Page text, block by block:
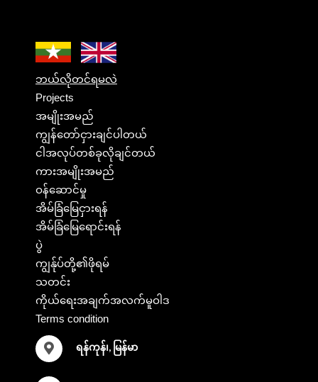
ဘယ်လိုတင်ရမလဲ
Projects
အမျိုးအမည်
ကျွန်တော်ငှားချင်ပါတယ်
ငါအလုပ်တစ်ခုလိုချင်တယ်
ကားအမျိုးအမည်
ဝန်ဆောင်မှု
အိမ်ခြံမြေငှားရန်
အိမ်ခြံမြေရောင်းရန်
ပွဲ
ကျွန်ုပ်တို့၏ဖိုရမ်
သတင်း
ကိုယ်ရေးအချက်အလက်မူဝါဒ
Terms condition
ရန်ကုန်၊, မြန်မာ